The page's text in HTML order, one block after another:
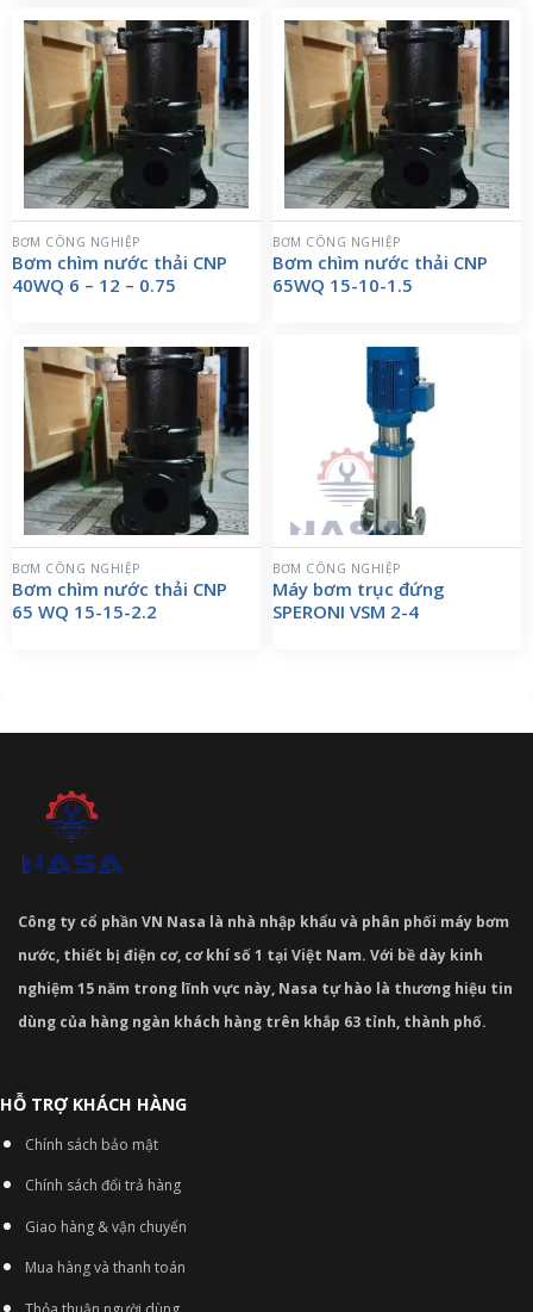
BƠM CÔNG NGHIỆP
Bơm chìm nước thải CNP
40WQ 6 – 12 – 0.75
BƠM CÔNG NGHIỆP
Bơm chìm nước thải CNP
65WQ 15-10-1.5
BƠM CÔNG NGHIỆP
Bơm chìm nước thải CNP
65 WQ 15-15-2.2
BƠM CÔNG NGHIỆP
Máy bơm trục đứng
SPERONI VSM 2-4
Công ty cổ phần VN Nasa là nhà nhập khẩu và phân phối máy bơm
nước, thiết bị điện cơ, cơ khí số 1 tại Việt Nam. Với bề dày kinh
nghiệm 15 năm trong lĩnh vực này, Nasa tự hào là thương hiệu tin
dùng của hàng ngàn khách hàng trên khắp 63 tỉnh, thành phố.
HỖ TRỢ KHÁCH HÀNG
Chính sách bảo mật
Chính sách đổi trả hàng
Giao hàng & vận chuyển
Mua hàng và thanh toán